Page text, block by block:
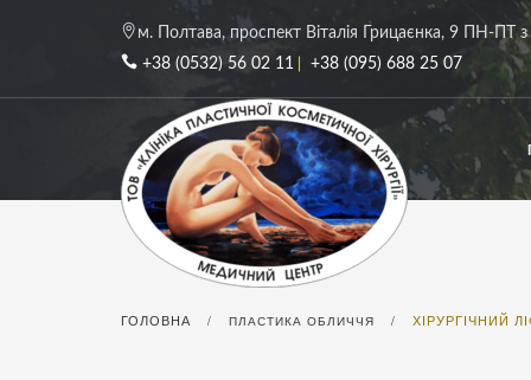
м. Полтава, проспект Віталія Грицаєнка, 9 ПН-ПТ з
+38 (0532) 56 02 11
+38 (095) 688 25 07
ГОЛОВНА / ПЛАСТИКА ОБЛИЧЧЯ / ХІРУРГІЧНИЙ